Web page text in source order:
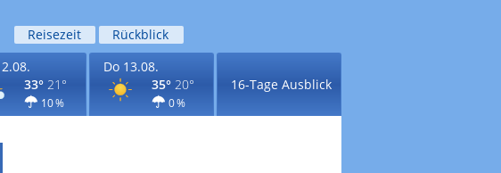
Reisezeit
Rückblick
33° 21°
10 %
Do 13.08.
35° 20°
0 %
16-Tage Ausblick